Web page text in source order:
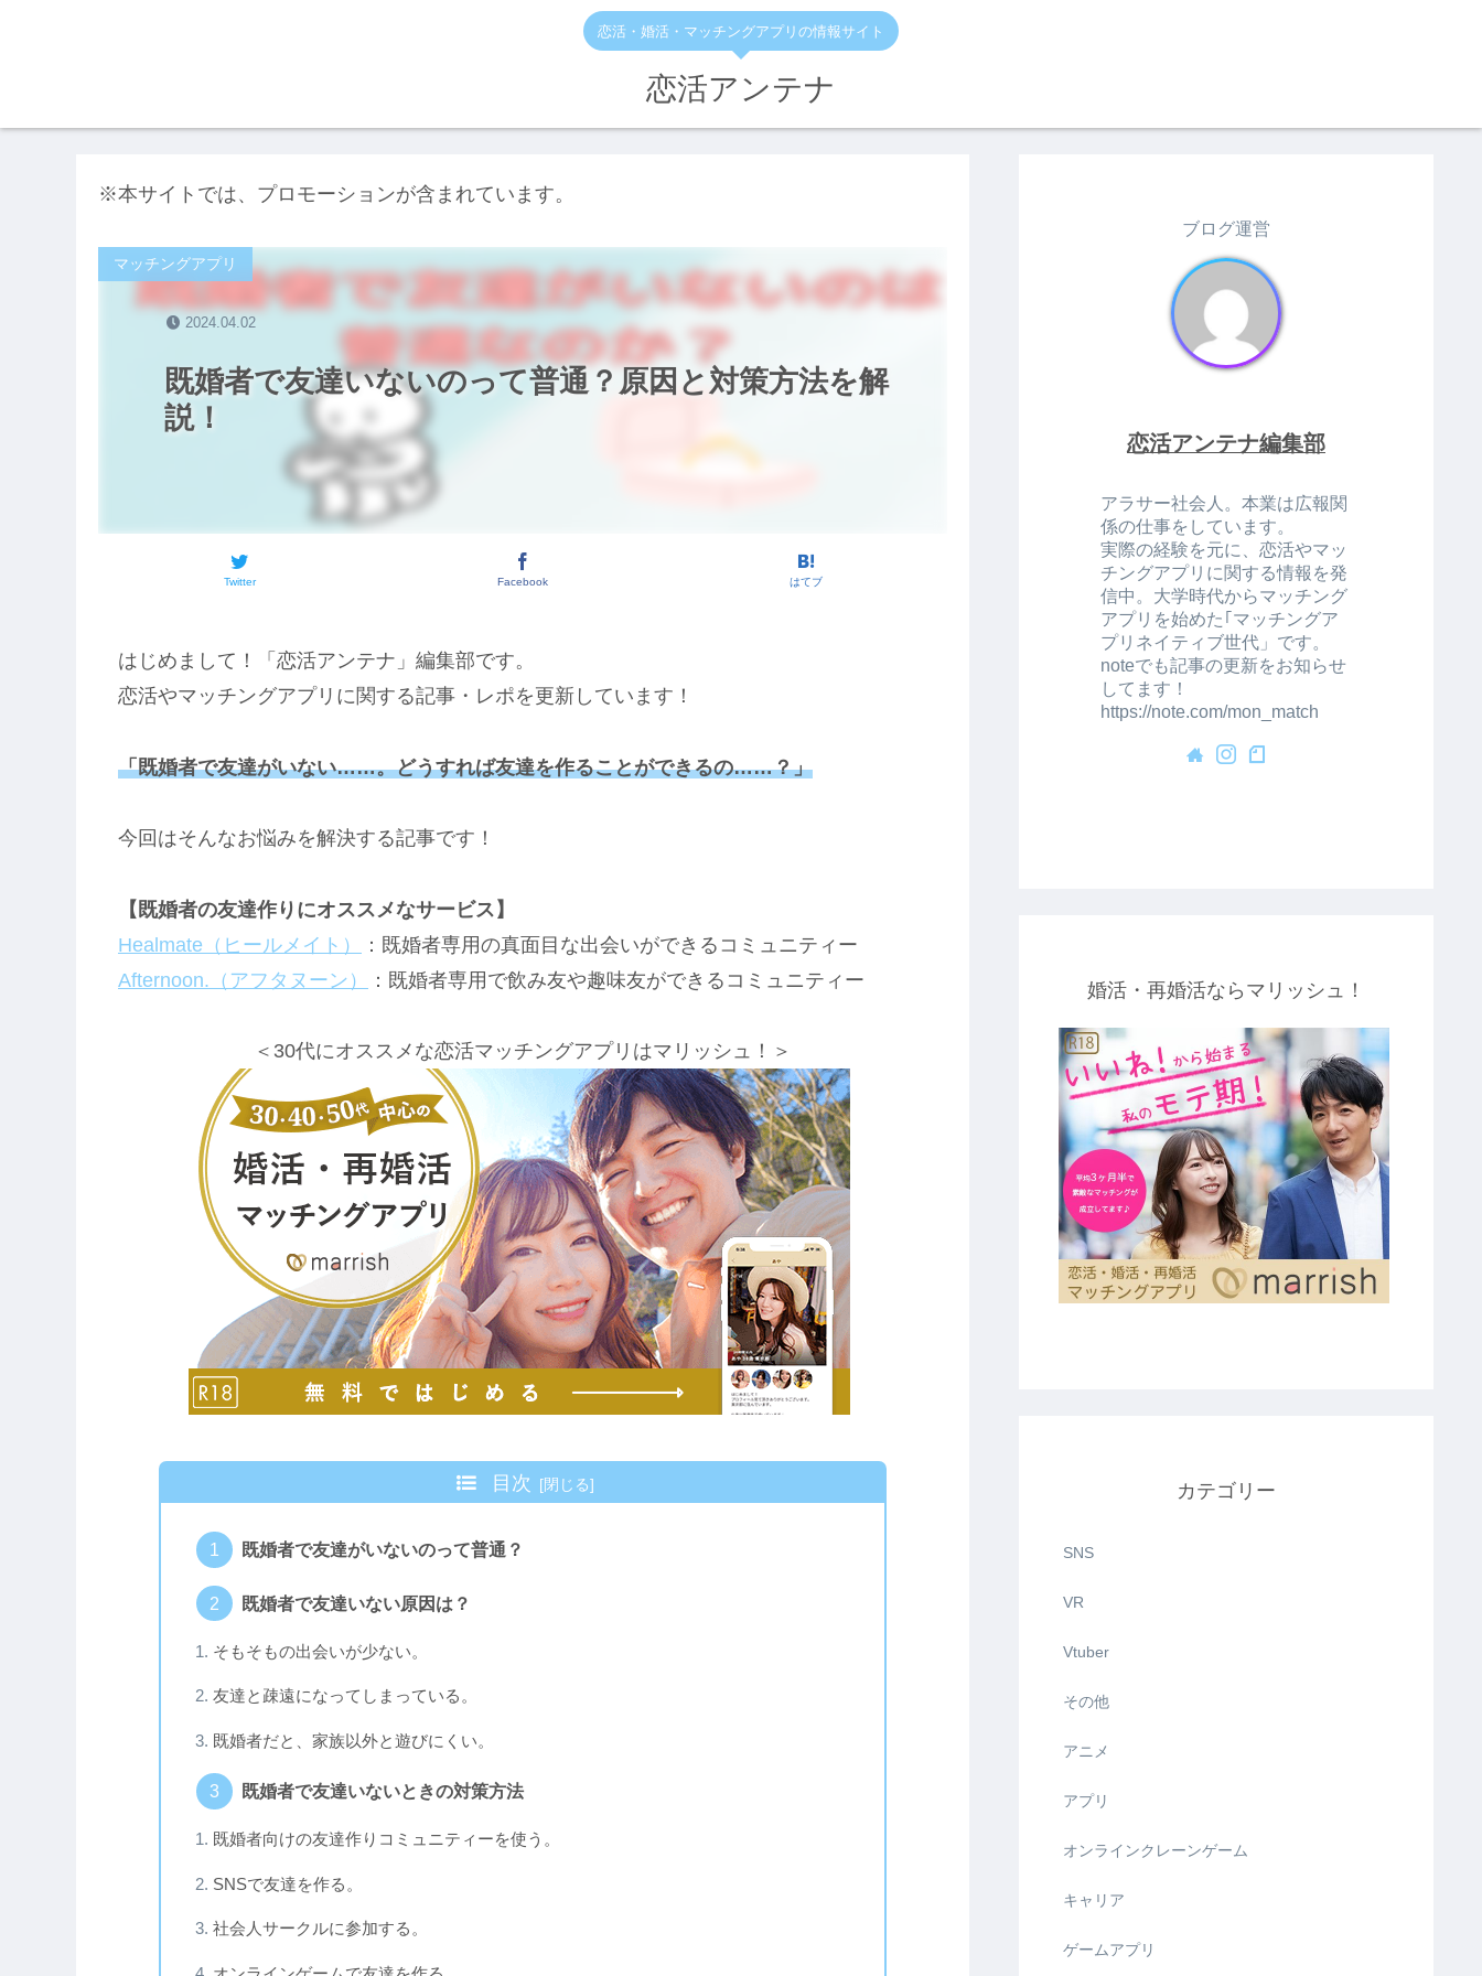
恋活・婚活・マッチングアプリの情報サイト
恋活アンテナ
※本サイトでは、プロモーションが含まれています。
既婚者で友達いないのって普通？原因と対策方法を解
説！
マッチングアプリ
Twitter Facebook はてブ
2024.04.02
はじめまして！「恋活アンテナ」編集部です。
恋活やマッチングアプリに関する記事・レポを更新しています！
「既婚者で友達がいない……。どうすれば友達を作ることができるの……？」
今回はそんなお悩みを解決する記事です！
【既婚者の友達作りにオススメなサービス】
Healmate（ヒールメイト）
：既婚者専用の真面目な出会いができるコミュニティー
Afternoon.（アフタヌーン）
：既婚者専用で飲み友や趣味友ができるコミュニティー
＜30代にオススメな恋活マッチングアプリはマリッシュ！＞
目次
既婚者で友達がいないのって普通？
既婚者で友達いない原因は？
そもそもの出会いが少ない。
友達と疎遠になってしまっている。
既婚者だと、家族以外と遊びにくい。
既婚者で友達いないときの対策方法
既婚者向けの友達作りコミュニティーを使う。
SNSで友達を作る。
社会人サークルに参加する。
ブログ運営
恋活アンテナ編集部
アラサー社会人。本業は広報関
係の仕事をしています。
実際の経験を元に、恋活やマッ
チングアプリに関する情報を発
信中。大学時代からマッチング
アプリを始めた｢マッチングア
プリネイティブ世代」です。
noteでも記事の更新をお知らせ
してます！
https://note.com/mon_match
婚活・再婚活ならマリッシュ！
カテゴリー
SNS
VR
Vtuber
その他
アニメ
アプリ
オンラインクレーンゲーム
キャリア
ゲームアプリ